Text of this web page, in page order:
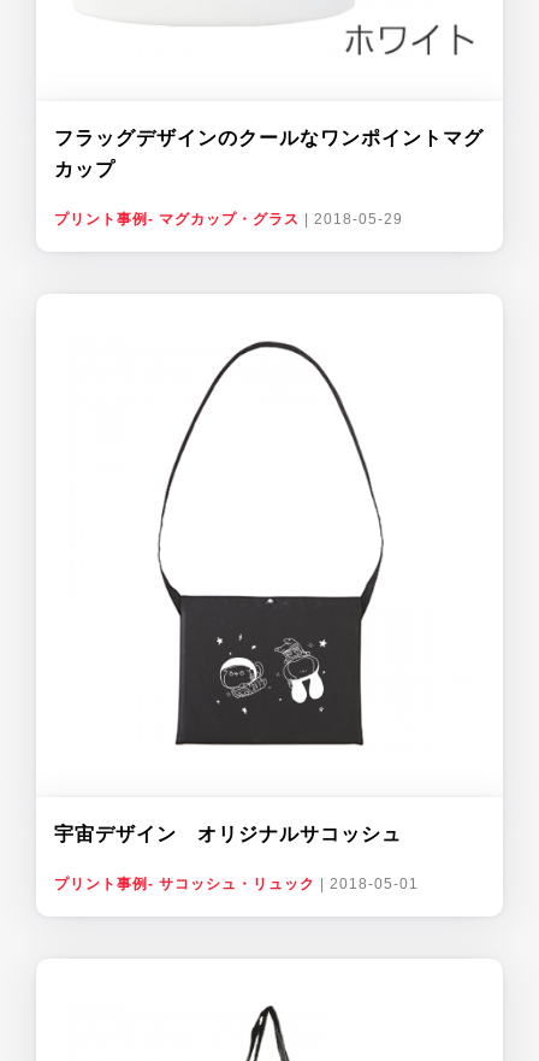
フラッグデザインのクールなワンポイントマグ
カップ
プリント事例- マグカップ・グラス 2018-05-29
宇宙デザイン オリジナルサコッシュ
プリント事例- サコッシュ・リュック 2018-05-01